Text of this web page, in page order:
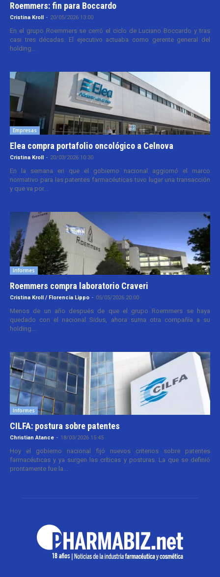
Roemmers: fin para Boccardo
Cristina Kroll - 20/05/2026 13:00
En el grupo Roemmers se cerró el ciclo de Luciano Boccardo y tras
casi tres décadas. El ejecutivo actuaba como gerente general del
holding...
Empresas
Elea compra portafolio oncológico a Celnova
Cristina Kroll - 20/03/2026 10:30
En la semana en que el gobierno nacional aggiornó el marco
normativo para las patentes farmacéuticas tuvo lugar una transacción
y que va por...
Informes
Roemmers compra laboratorio Craveri
Cristina Kroll / Florencia Lippo - 05/05/2026 20:00
Menos de un año después de que el grupo Roemmers se haya
quedado con el nacional Sidus, ahora suma otra compañía a su
holding....
Informes
CILFA: postura sobre patentes
Christian Atance - 18/03/2026 15:45
Hoy el gobierno nacional fijó nuevos criterios sobre patentes
farmacéuticas y ya surgen las críticas y posturas. La que se definió
prontamente fue la...